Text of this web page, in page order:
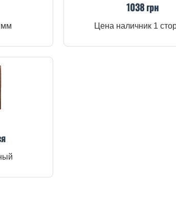
мм
1038 грн
Цена наличник 1